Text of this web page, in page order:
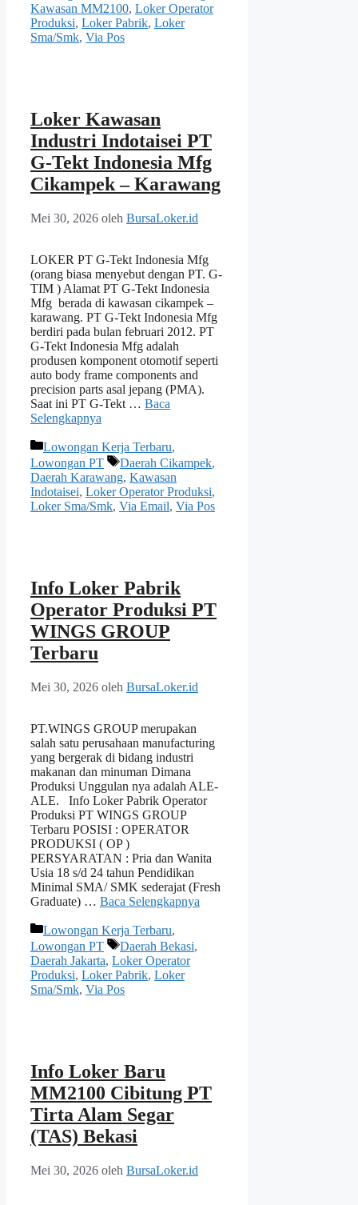
Kawasan MM2100, Loker Operator
Produksi, Loker Pabrik, Loker
Sma/Smk, Via Pos
Loker Kawasan
Industri Indotaisei PT
G-Tekt Indonesia Mfg
Cikampek – Karawang
Mei 30, 2026 oleh BursaLoker.id
LOKER PT G-Tekt Indonesia Mfg
(orang biasa menyebut dengan PT. G-
TIM ) Alamat PT G-Tekt Indonesia
Mfg berada di kawasan cikampek –
karawang. PT G-Tekt Indonesia Mfg
berdiri pada bulan februari 2012. PT
G-Tekt Indonesia Mfg adalah
produsen komponent otomotif seperti
auto body frame components and
precision parts asal jepang (PMA).
Saat ini PT G-Tekt … Baca
Selengkapnya
Kategori
Lowongan Kerja Terbaru,
Lowongan PT
Tag
Daerah Cikampek,
Daerah Karawang, Kawasan
Indotaisei, Loker Operator Produksi,
Loker Sma/Smk, Via Email, Via Pos
Info Loker Pabrik
Operator Produksi PT
WINGS GROUP
Terbaru
Mei 30, 2026 oleh BursaLoker.id
PT.WINGS GROUP merupakan
salah satu perusahaan manufacturing
yang bergerak di bidang industri
makanan dan minuman Dimana
Produksi Unggulan nya adalah ALE-
ALE. Info Loker Pabrik Operator
Produksi PT WINGS GROUP
Terbaru POSISI : OPERATOR
PRODUKSI ( OP )
PERSYARATAN : Pria dan Wanita
Usia 18 s/d 24 tahun Pendidikan
Minimal SMA/ SMK sederajat (Fresh
Graduate) … Baca Selengkapnya
Kategori
Lowongan Kerja Terbaru,
Lowongan PT
Tag
Daerah Bekasi,
Daerah Jakarta, Loker Operator
Produksi, Loker Pabrik, Loker
Sma/Smk, Via Pos
Info Loker Baru
MM2100 Cibitung PT
Tirta Alam Segar
(TAS) Bekasi
Mei 30, 2026 oleh BursaLoker.id